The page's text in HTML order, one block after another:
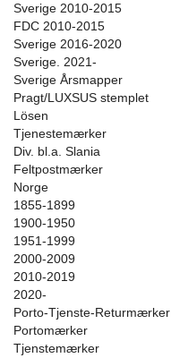
Sverige 2010-2015
FDC 2010-2015
Sverige 2016-2020
Sverige. 2021-
Sverige Årsmapper
Pragt/LUXSUS stemplet
Lösen
Tjenestemærker
Div. bl.a. Slania
Feltpostmærker
Norge
1855-1899
1900-1950
1951-1999
2000-2009
2010-2019
2020-
Porto-Tjenste-Returmærker
Portomærker
Tjenstemærker